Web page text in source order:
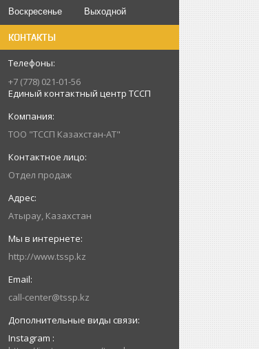
Воскресенье
Выходной
КОНТАКТЫ
+7 (778) 021-01-56
Единый контактный центр ТССП
ТОО "ТССП Казахстан-АТ"
Отдел продаж
Атырау, Казахстан
http://www.tssp.kz
call-center@tssp.kz
Instagram